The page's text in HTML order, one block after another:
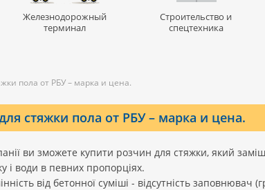
Железнодорожный
терминал
Строительство и
спецтехника
пола от РБУ – марка и цена.
стяжки пола от РБУ – марка и цена.
ви зможете купити розчин для стяжки, який
і води в певних пропорціях.
від бетонної суміші - відсутність заповнювач